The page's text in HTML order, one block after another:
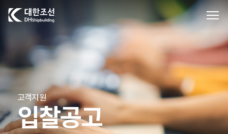
대한조선주식회사
고객지원
입찰공고